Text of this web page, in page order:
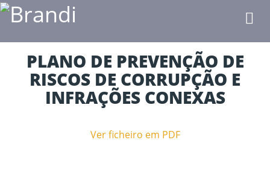
Toggle
PLANO DE PREVENÇÃO DE
RISCOS DE CORRUPÇÃO E
INFRAÇÕES CONEXAS
Ver ficheiro em PDF